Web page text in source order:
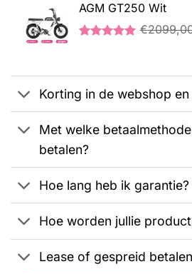
€2099,00.
AGM GT250 Wit
klantbeoordeling
€
Korting in de webshop
Met welke
betalen?
Hoe lang heb ik garantie?
Hoe worden jullie
Lease of gespreid